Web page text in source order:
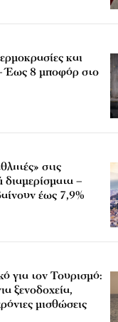
και
Έως 8 μποφόρ στο
στις
διαμερίσματα –
έως 7,9%
για τον Τουρισμό:
ξενοδοχεία,
μισθώσεις